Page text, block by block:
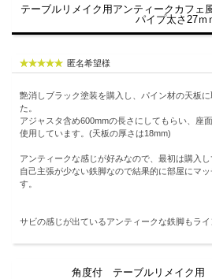
テーブルリメイク用アンティークカフェ
パイプ太さ27ｍ
匿名希望様
艶消しブラック塗装を購入し、パイン材の天板
た。
アジャスタ含め600mmの長さにしてもらい、座
使用しています。(天板の厚さは18mm)
アンティークな感じが好みなので、最初は購入し
自己主張が少ない鉄脚なので結果的に部屋にマ
す。
サビの感じが出ているアンティークな鉄脚もライ
角度付 テーブルリメイク用